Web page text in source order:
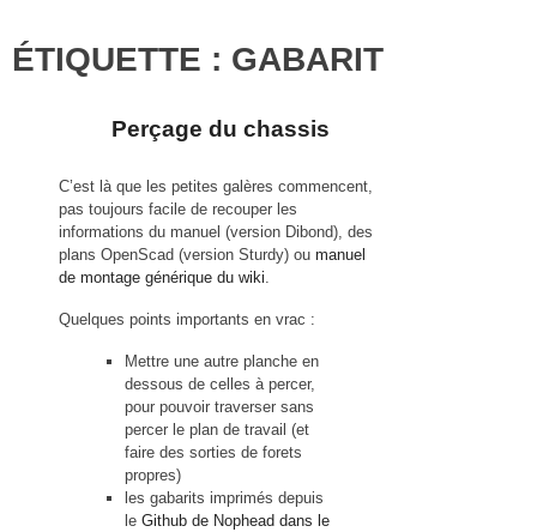
ÉTIQUETTE : GABARIT
Perçage du chassis
C’est là que les petites galères commencent,
pas toujours facile de recouper les
informations du manuel (version Dibond), des
plans OpenScad (version Sturdy) ou manuel
de montage générique du wiki
Quelques points importants en vrac :
Mettre une autre planche en
dessous de celles à percer,
pour pouvoir traverser sans
percer le plan de travail (et
faire des sorties de forets
propres)
les gabarits imprimés depuis
le Github de Nophead dans le